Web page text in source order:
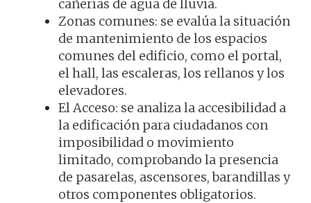
cañerías de agua de lluvia.
Zonas comunes: se evalúa la situación
de mantenimiento de los espacios
comunes del edificio, como el portal,
el hall, las escaleras, los rellanos y los
elevadores.
El Acceso: se analiza la accesibilidad a
la edificación para ciudadanos con
imposibilidad o movimiento
limitado, comprobando la presencia
de pasarelas, ascensores, barandillas y
otros componentes obligatorios.